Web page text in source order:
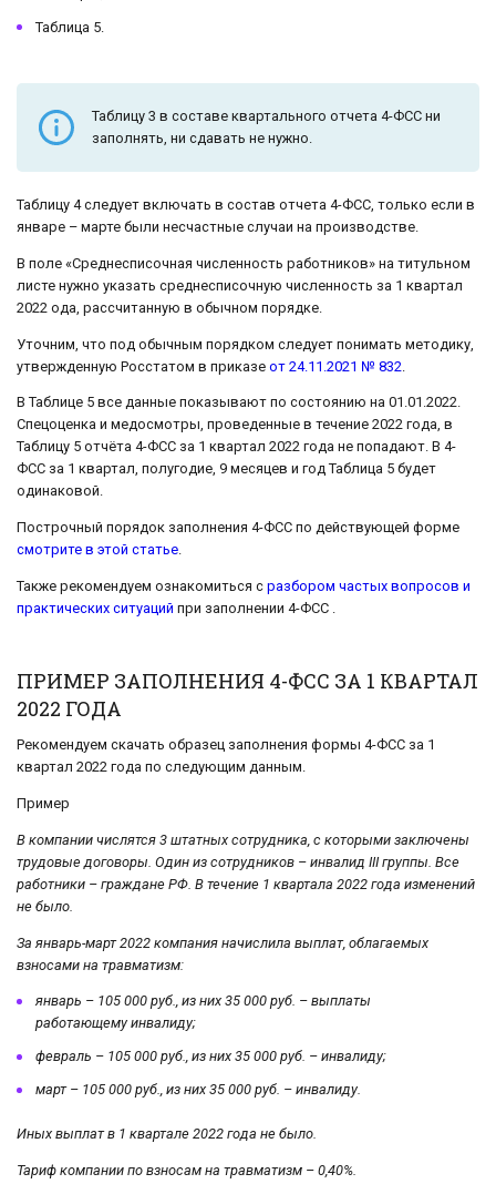
Таблица 5.
Таблицу 3 в составе квартального отчета 4-ФСС ни
заполнять, ни сдавать не нужно.
Таблицу 4 следует включать в состав отчета 4-ФСС, только если в
январе – марте были несчастные случаи на производстве.
В поле «Среднесписочная численность работников» на титульном
листе нужно указать среднесписочную численность за 1 квартал
2022 ода, рассчитанную в обычном порядке.
Уточним, что под обычным порядком следует понимать методику,
утвержденную Росстатом в приказе от 24.11.2021 № 832
В Таблице 5 все данные показывают по состоянию на 01.01.2022.
Спецоценка и медосмотры, проведенные в течение 2022 года, в
Таблицу 5 отчёта 4-ФСС за 1 квартал 2022 года не попадают. В 4-
ФСС за 1 квартал, полугодие, 9 месяцев и год Таблица 5 будет
одинаковой.
Построчный порядок заполнения 4-ФСС по действующей форме
смотрите в этой статье.
Также рекомендуем ознакомиться с разбором частых вопросов и
практических ситуаций при заполнении 4-ФСС .
ПРИМЕР ЗАПОЛНЕНИЯ 4-ФСС ЗА 1 КВАРТАЛ
2022 ГОДА
Рекомендуем скачать образец заполнения формы 4-ФСС за 1
квартал 2022 года по следующим данным.
Пример
В компании числятся 3 штатных сотрудника, с которыми заключены
трудовые договоры. Один из сотрудников – инвалид III группы. Все
работники – граждане РФ. В течение 1 квартала 2022 года изменений
не было.
За январь-март 2022 компания начислила выплат, облагаемых
взносами на травматизм:
январь – 105 000 руб., из них 35 000 руб. – выплаты
работающему инвалиду;
февраль – 105 000 руб., из них 35 000 руб. – инвалиду;
март – 105 000 руб., из них 35 000 руб. – инвалиду.
Иных выплат в 1 квартале 2022 года не было.
Тариф компании по взносам на травматизм – 0,40%.